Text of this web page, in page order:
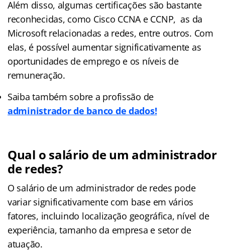
Além disso, algumas certificações são bastante
reconhecidas, como Cisco CCNA e CCNP, as da
Microsoft relacionadas a redes, entre outros. Com
elas, é possível aumentar significativamente as
oportunidades de emprego e os níveis de
remuneração.
Saiba também sobre a profissão de
administrador de banco de dados!
Qual o salário de um administrador
de redes?
O salário de um administrador de redes pode
variar significativamente com base em vários
fatores, incluindo localização geográfica, nível de
experiência, tamanho da empresa e setor de
atuação.